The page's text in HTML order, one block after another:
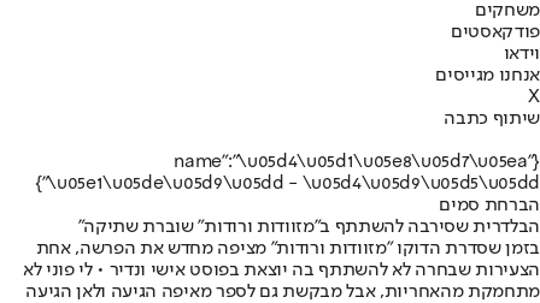
משחקים
פודקאסטים
וידאו
אנחנו מגייסים
X
שיתוף כתבה
{"name":"\u05d4\u05d1\u05e8\u05d7\u05ea
\u05e1\u05de\u05d9\u05dd - \u05d4\u05d9\u05d5\u05dd"}
הברחת סמים
הבלדרית שסירבה להשתתף ב"מזוודות ורודות" שוברת שתיקה"
בזמן שסדרת הדוקו "מזוודות ורודות" מציפה מחדש את הפרשה, אחת
הצעירות שבחרה לא להשתתף בה יוצאת בפוסט אישי ונדיר • לי פוני לא
מתחמקת מהאחריות, אבל מבקשת גם לספר מאיפה הגיעה ולאן הגיעה